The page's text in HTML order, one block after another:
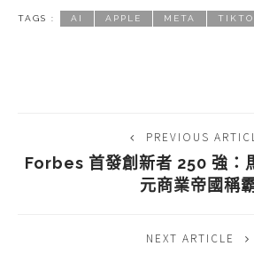
TAGS : AI APPLE META
PREVIOUS
Forbes 首發創新者 250 強：
元商業帝國稱
NEXT ARTICLE